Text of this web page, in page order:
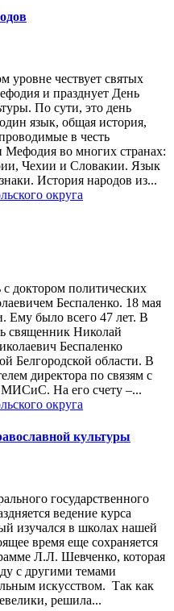
уровне чествует святых
и празднует День
По сути, это день
язык, общая история,
в честь
во многих странах:
Чехии и Словакии. Язык
История народов из...
округа
с доктором политических
Беспаленко. 18 мая
Ему было всего 47 лет. В
священник Николай
Беспаленко
Белгородской области. В
директора по связям с
На его счету –...
округа
культуры
государственного
ведение курса
изучался в школах нашей
время еще сохраняется
Л.Л. Шевченко, которая
с другими темами
искусством. Так как
решила...